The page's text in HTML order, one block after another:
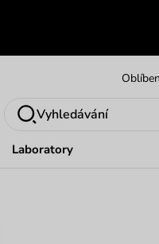
Laboratory
Vyhledávání